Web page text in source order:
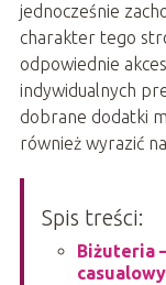
jednocześnie
charakter tego
odpowiednie
indywidualnych
dobrane dodatki
również wyrazić
Spis treści:
Biżuteria